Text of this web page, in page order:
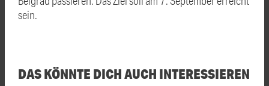
sein.
DAS KÖNNTE DICH AUCH INTERESSIEREN